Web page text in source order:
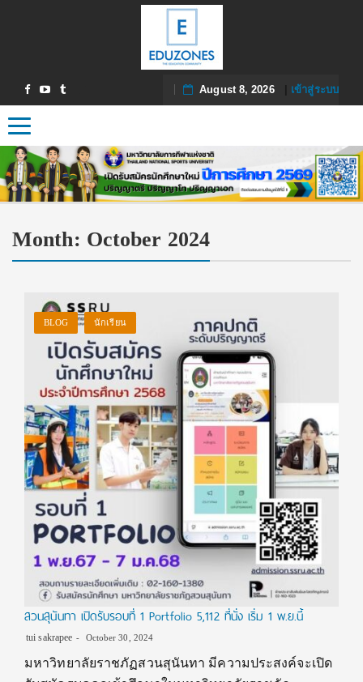
August 8, 2026| เข้าสู่ระบบ
Toggle navigation
Month: October 2024
BLOG นักเรียน
สวนสุนันทา เปิดรับรอบที่ 1 Portfolio 5,112 ที่นั่ง เริ่ม 1 พ.ย.นี้
tui sakrapee October 30, 2024
มหาวิทยาลัยราชภัฏสวนสุนันทา มีความประสงค์จะเปิด